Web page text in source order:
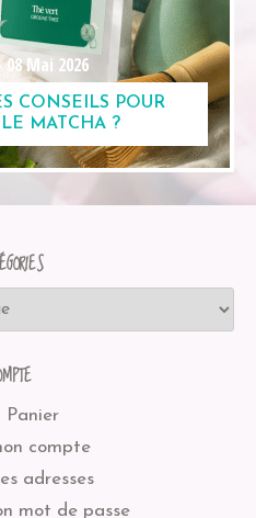
08 Mai 2026
CONSEILS POUR
LE MATCHA ?
Panier
compte
adresses
mot de passe